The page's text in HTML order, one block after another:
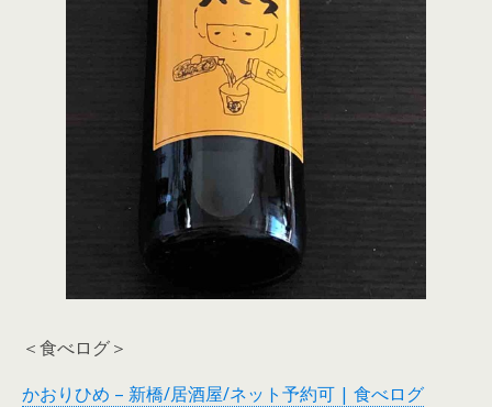
＜食べログ＞
かおりひめ – 新橋/居酒屋/ネット予約可 | 食べログ